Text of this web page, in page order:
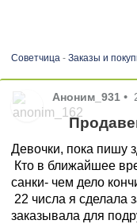
Советчица- Заказы и
Аноним_931 •
Девочки, пока пишу
Кто в ближайшее
санки- чем дело
22 числа я сделала
заказывала для